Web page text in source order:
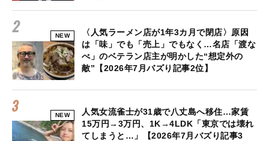
NEW
〈人気ラーメン店が1年3カ月で閉店〉原因
は「味」でも「売上」でもなく…名店「渡な
べ」のベテラン店主が明かした“想定外の
敵”【2026年7月バズり記事2位】
NEW
人気女流雀士が31歳で八丈島へ移住…家賃
15万円→3万円、1K→4LDK「東京では壊れ
てしまうと…」【2026年7月バズり記事3